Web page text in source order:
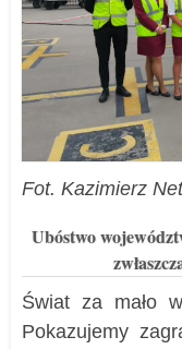
Fot. Kazimierz
Ubóstwo
Świat za mało
Pokazujemy